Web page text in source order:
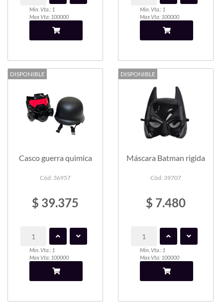
Min. Vta.: 1
Max Vta: 100000
Min. Vta.: 1
Max Vta: 100000
DISPONIBLE
Casco guerra quimica
Cód: 36957
$ 39.375
Min. Vta.: 1
Max Vta: 100000
DISPONIBLE
Máscara Batman rigida
Cód: 39707
$ 7.480
Min. Vta.: 1
Max Vta: 100000